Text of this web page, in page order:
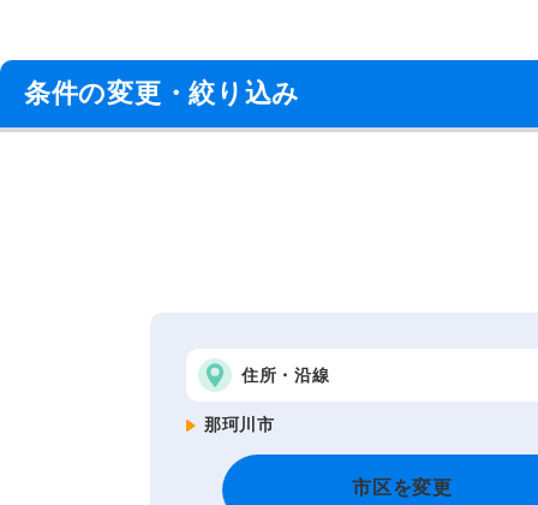
条件の変更・絞り込み
住所・沿線
那珂川市
市区を変更